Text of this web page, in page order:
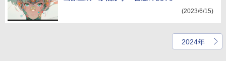
(2023/6/15)
2024年